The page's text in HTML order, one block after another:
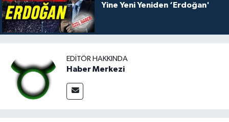
Yine Yeni Yeniden ‘Erdoğan'
EDITÖR HAKKINDA
Haber Merkezi